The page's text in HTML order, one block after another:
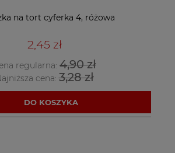
na tort cyferka 4, różowa
2,45 zł
regularna:4,90 zł
cena:3,28 zł
DO KOSZYKA